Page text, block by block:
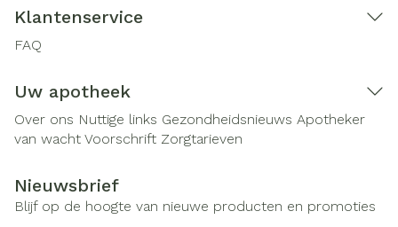
Klantenservice
FAQ
Uw apotheek
Over ons Nuttige links Gezondheidsnieuws Apotheker
van wacht Voorschrift Zorgtarieven
Nieuwsbrief
Blijf op de hoogte van nieuwe producten en promoties